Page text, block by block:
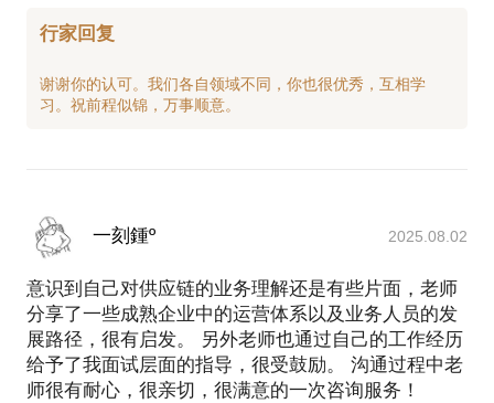
存控制及供应链价值流精益改进，熟悉ERP系统并实
曾任职施耐德电气有限公司计划主管、供应链专家的
职务；约翰迪尔发动机工厂战术供应管理经理；诺维
经历超过三家工厂绩效改进快速案例，一个月内OTD
从66.7%提高到99.5%，库存在金额4个月下降一半；
擅长VSM 分析，并从信息流和实物流的匹配上面快速
找到解决方案，解决企业的燃眉之急；
施耐德苏州工厂供应链总体方案设计及实施，包括
行家回复
谢谢你的认可。我们各自领域不同，你也很优秀，互相学
一刻鍾º 2025.08.02
意识到自己对供应链的业务理解还是有些片面，老师
分享了一些成熟企业中的运营体系以及业务人员的发
展路径，很有启发。 另外老师也通过自己的工作经历
给予了我面试层面的指导，很受鼓励。 沟通过程中老
师很有耐心，很亲切，很满意的一次咨询服务！